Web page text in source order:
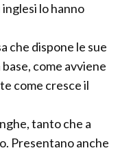
lo hanno
che dispone le sue
come avviene
come cresce il
tanto che a
Presentano anche